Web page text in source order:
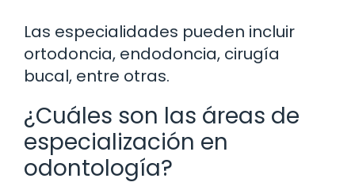
Las especialidades pueden incluir
ortodoncia, endodoncia, cirugía
bucal, entre otras.
¿Cuáles son las áreas de
especialización en
odontología?